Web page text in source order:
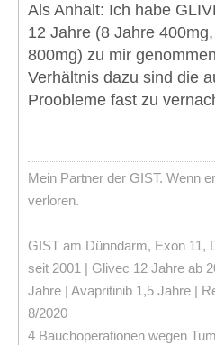
Als Anhalt: Ich habe
12 Jahre (8 Jahre
800mg) zu mir
Verhältnis dazu sind die
Proobleme fast zu
Mein Partner der GIST. Wenn
verloren.
GIST am Dünndarm, Exon 11,
seit 2001 | Glivec 12 Jahre ab
Jahre | Avapritinib 1,5 Jahre |
8/2020
4 Bauchoperationen wegen